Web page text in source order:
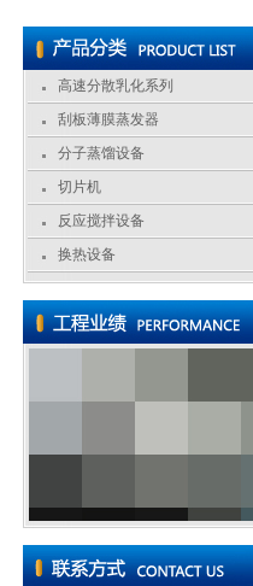
高速分散乳化系列
刮板薄膜蒸发器
分子蒸馏设备
切片机
反应搅拌设备
换热设备